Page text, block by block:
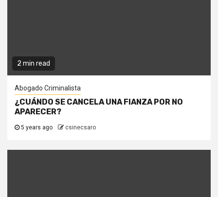
2 min read
Abogado Criminalista
¿CUÁNDO SE CANCELA UNA FIANZA POR NO
APARECER?
5 years ago csinecsaro